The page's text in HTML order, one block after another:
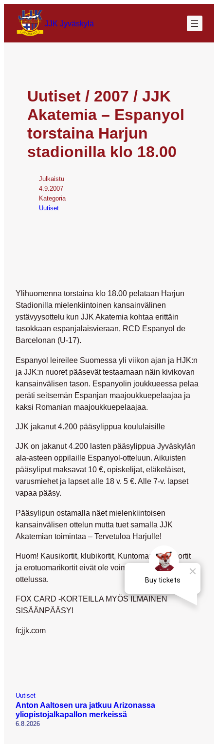
JJK Jyväskylä
Uutiset / 2007 / JJK
Akatemia – Espanyol
torstaina Harjun
stadionilla klo 18.00
Julkaistu
4.9.2007
Kategoria
Uutiset
Ylihuomenna torstaina klo 18.00 pelataan Harjun
Stadionilla mielenkiintoinen kansainvälinen
ystävyysottelu kun JJK Akatemia kohtaa erittäin
tasokkaan espanjalaisvieraan, RCD Espanyol de
Barcelonan (U-17).
Espanyol leireilee Suomessa yli viikon ajan ja HJK:n
ja JJK:n nuoret pääsevät testaamaan näin kivikovan
kansainvälisen tason. Espanyolin joukkueessa pelaa
peräti seitsemän Espanjan maajoukkuepelaajaa ja
kaksi Romanian maajoukkuepelaajaa.
JJK jakanut 4.200 pääsylippua koululaisille
JJK on jakanut 4.200 lasten pääsylippua Jyväskylän
ala-asteen oppilaille Espanyol-otteluun. Aikuisten
pääsyliput maksavat 10 €, opiskelijat, eläkeläiset,
varusmiehet ja lapset alle 18 v. 5 €. Alle 7-v. lapset
vapaa pääsy.
Pääsylipun ostamalla näet mielenkiintoisen
kansainvälisen ottelun mutta tuet samalla JJK
Akatemian toimintaa – Tervetuloa Harjulle!
Huom! Kausikortit, klubikortit, Kuntomaailman kortit
ja erotuomarikortit eivät ole voimassa Espanyol-
ottelussa.
FOX CARD -KORTEILLA MYÖS ILMAINEN
SISÄÄNPÄÄSY!
fcjjk.com
Uutiset
Anton Aaltosen ura jatkuu Arizonassa
yliopistojalkapallon merkeissä
6.8.2026